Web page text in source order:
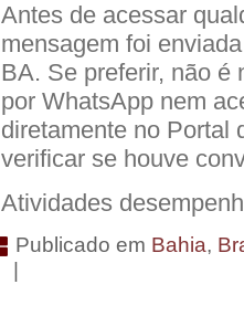
Antes de acessar
mensagem foi
BA. Se preferir, não é
por WhatsApp nem
diretamente no Portal
verificar se houve
Atividades
Publicado em Bahia,